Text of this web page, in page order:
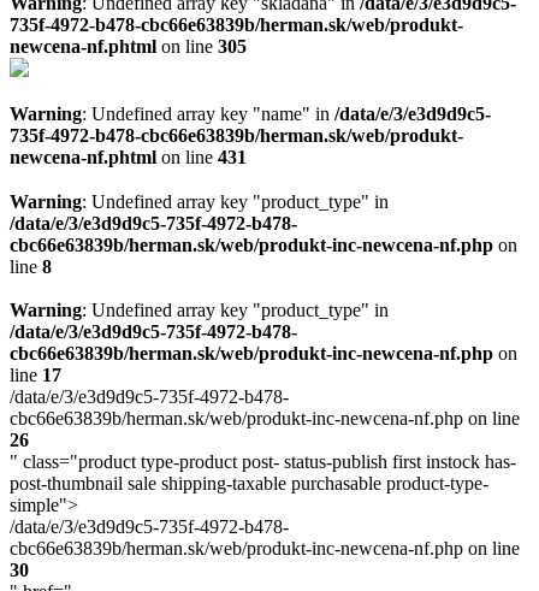
735f-4972-b478-cbc66e63839b/herman.sk/web/produkt-
newcena-nf.phtml on line 305
Warning: Undefined array key "name" in /data/e/3/e3d9d9c5-
735f-4972-b478-cbc66e63839b/herman.sk/web/produkt-
newcena-nf.phtml on line 431
Warning: Undefined array key "product_type" in
/data/e/3/e3d9d9c5-735f-4972-b478-
cbc66e63839b/herman.sk/web/produkt-inc-newcena-nf.php on
line 8
Warning: Undefined array key "product_type" in
/data/e/3/e3d9d9c5-735f-4972-b478-
cbc66e63839b/herman.sk/web/produkt-inc-newcena-nf.php on
line 17
/data/e/3/e3d9d9c5-735f-4972-b478-
cbc66e63839b/herman.sk/web/produkt-inc-newcena-nf.php on line
26
" class="product type-product post- status-publish first instock has-
post-thumbnail sale shipping-taxable purchasable product-type-
simple">
/data/e/3/e3d9d9c5-735f-4972-b478-
cbc66e63839b/herman.sk/web/produkt-inc-newcena-nf.php on line
30